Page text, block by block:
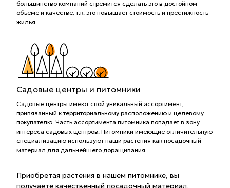
большинство компаний стремится сделать это в достойном
объёме и качестве, т.к. это повышает стоимость и престижность
жилья.
Садовые центры и питомники
Садовые центры имеют свой уникальный ассортимент,
привязанный к территориальному расположению и целевому
покупателю. Часть ассортимента питомника попадает в зону
интереса садовых центров. Питомники имеющие отличительную
специализацию используют наши растения как посадочный
материал для дальнейшего доращивания.
Приобретая растения в нашем питомнике, вы
получаете качественный посадочный материал,